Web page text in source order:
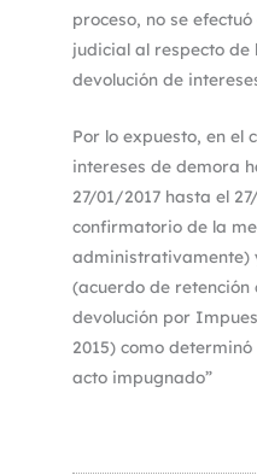
proceso, no se
judicial al respecto de
devolución de
Por lo expuesto, en el
intereses de demora
27/01/2017 hasta el
confirmatorio de la
administrativamente)
(acuerdo de
devolución por
2015) como
acto impugnado”